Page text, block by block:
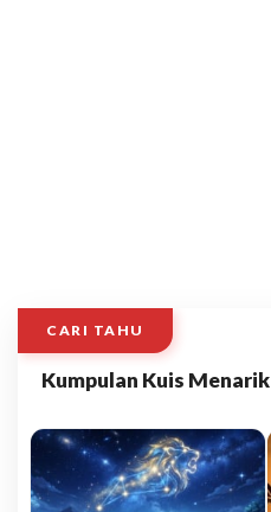
CARI TAHU
Kumpulan Kuis Menarik